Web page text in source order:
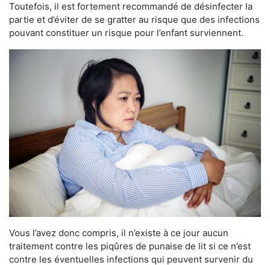
Toutefois, il est fortement recommandé de désinfecter la
partie et d’éviter de se gratter au risque que des infections
pouvant constituer un risque pour l’enfant surviennent.
Vous l’avez donc compris, il n’existe à ce jour aucun
traitement contre les piqûres de punaise de lit si ce n’est
contre les éventuelles infections qui peuvent survenir du